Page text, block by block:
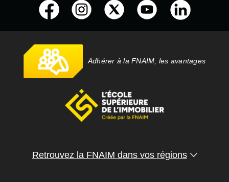
Adhérer à la FNAIM, les avantages
Retrouvez la FNAIM dans vos régions